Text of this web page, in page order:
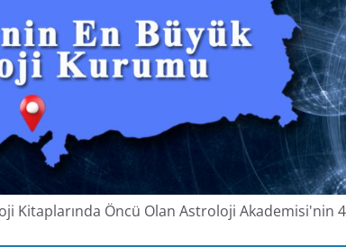
Kitaplarında Öncü Olan Astroloji Akademisi'nin